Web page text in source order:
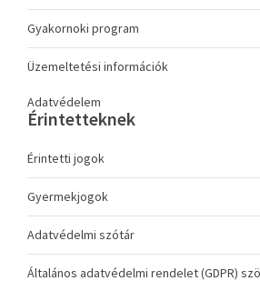
Gyakornoki program
Üzemeltetési információk
Adatvédelem
Érintetteknek
Érintetti jogok
Gyermekjogok
Adatvédelmi szótár
Általános adatvédelmi rendelet (GDPR)